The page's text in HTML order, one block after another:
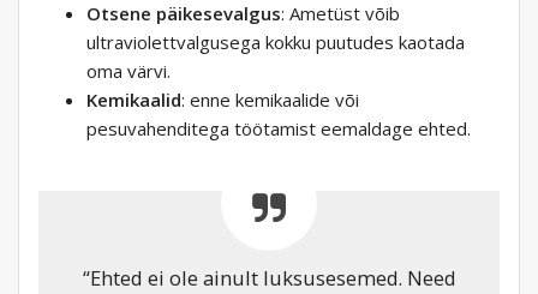
Otsene päikesevalgus: Ametüst võib
ultraviolettvalgusega kokku puutudes kaotada
oma värvi.
Kemikaalid: enne kemikaalide või
pesuvahenditega töötamist eemaldage ehted.
“Ehted ei ole ainult luksusesemed. Need